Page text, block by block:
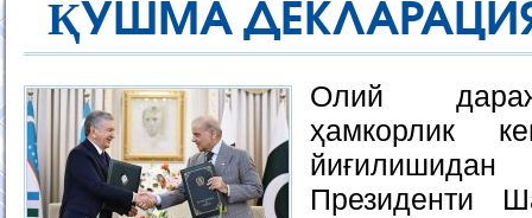
ҚЎШМА
Олий
ҳамкорлик
Президенти